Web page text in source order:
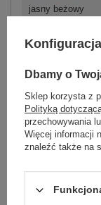
jasny beżowy
Dbamy o
Sklep korzysta z
Polityką
przechowywania
Więcej informacji
znaleźć także na